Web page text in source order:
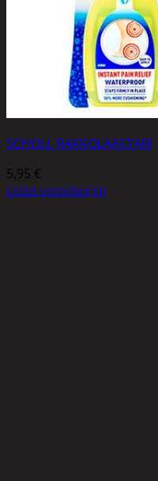
SCHOLL RAKKOLAASTARI
5,95 €
Lisää ostoskoriin